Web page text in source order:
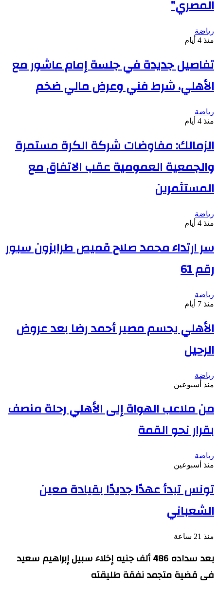
المصري”
رياضة
منذ 4 أيام
تفاصيل جديدة في جلسة إمام عاشور مع
الأهلي، شرط فني وعرض مالي ضخم
رياضة
منذ 4 أيام
الزمالك: مفاوضات شركة الكرة مستمرة
والجمعية العمومية عقب الاتفاق مع
المستثمرين
رياضة
منذ 4 أيام
سر ارتداء محمد صلاح قميص طرابزون سبور
رقم 61
رياضة
منذ 7 أيام
الأهلي يحسم مصير أحمد رضا بعد عروض
الرحيل
رياضة
منذ أسبوعين
من ملاعب الهواة إلى الأهلي رحلة منصف
بقرار نحو القمة
رياضة
منذ أسبوعين
تونس تبدأ عهدًا جديدًا بقيادة معين
الشعباني
منذ 21 ساعة
بعد سداده 486 ألف جنيه إخلاء سبيل إبراهيم سعيد
فى قضية متجمد نفقة طليقته